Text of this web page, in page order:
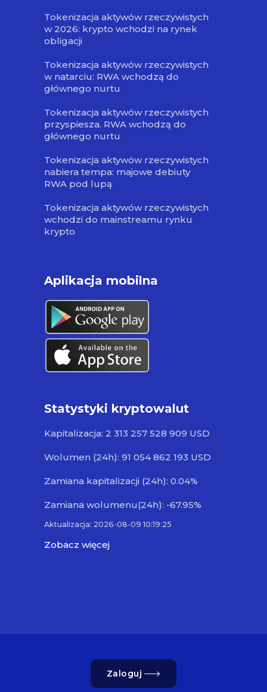
Tokenizacja aktywów rzeczywistych
w 2026: krypto wchodzi na rynek
obligacji
Tokenizacja aktywów rzeczywistych
w natarciu: RWA wchodzą do
głównego nurtu
Tokenizacja aktywów rzeczywistych
przyspiesza. RWA wchodzą do
głównego nurtu
Tokenizacja aktywów rzeczywistych
nabiera tempa: majowe debiuty
RWA pod lupą
Tokenizacja aktywów rzeczywistych
wchodzi do mainstreamu rynku
krypto
Aplikacja mobilna
Statystyki kryptowalut
Kapitalizacja: 2 313 257 528 909 USD
Wolumen (24h): 91 054 862 193 USD
Zamiana kapitalizacji (24h): 0.04%
Zamiana wolumenu(24h): -67.95%
Aktualizacja: 2026-08-09 10:19:25
Zobacz więcej
Zaloguj